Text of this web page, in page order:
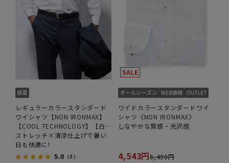
レギュラーカラースタンダード
ワイシャツ【NON IRONMAX】
【COOL TECHNOLOGY】【白
無地】
ストレッチ×清涼仕上げで暑い
日も快適に!
5.0 （2）
ワイドカラースタンダードワイ
シャツ《NON IRONMAX》
しなやかな質感・光沢感
4,543円6,490円